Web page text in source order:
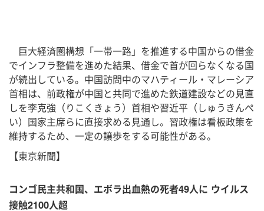
巨大経済圏構想「一帯一路」を推進する中国からの借金
でインフラ整備を進めた結果、借金で首が回らなくなる国
が続出している。中国訪問中のマハティール・マレーシア
首相は、前政権が中国と共同で進めた鉄道建設などの見直
しを李克強（りこくきょう）首相や習近平（しゅうきんぺ
い）国家主席らに直接求める見通し。習政権は看板政策を
維持するため、一定の譲歩をする可能性がある。
【東京新聞】
コンゴ民主共和国、エボラ出血熱の死者49人に ウイルス
接触2100人超